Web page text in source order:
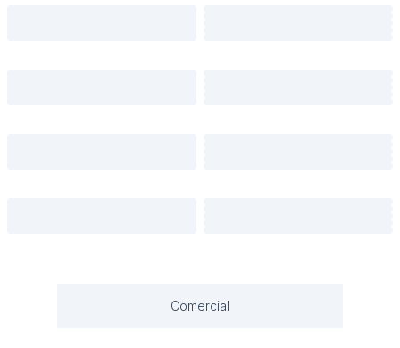
Comercial